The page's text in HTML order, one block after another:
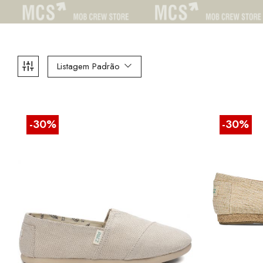
Listagem Padrão
-30% -30%